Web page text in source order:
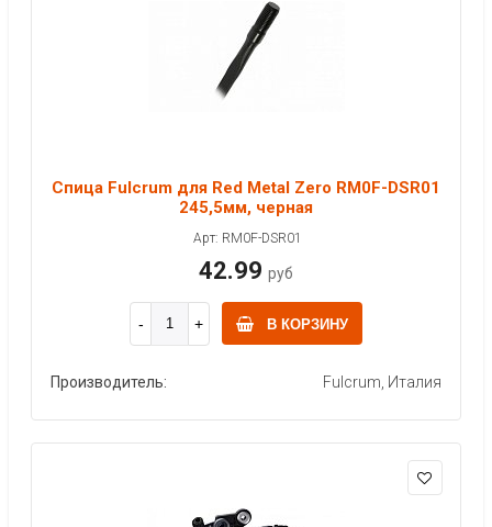
Спица Fulcrum для Red Metal Zero RM0F-DSR01
245,5мм, черная
Арт: RM0F-DSR01
42.99 руб
В КОРЗИНУ
Производитель: Fulcrum, Италия